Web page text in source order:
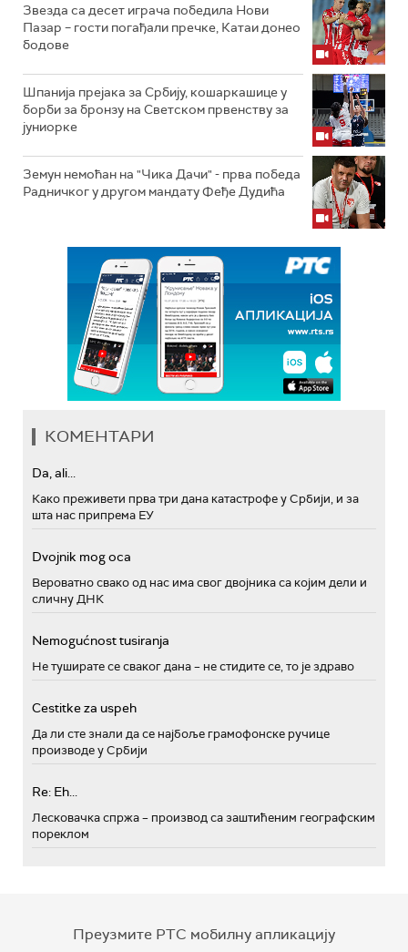
Звезда са десет играча победила Нови
Пазар – гости погађали пречке, Катаи донео
бодове
Шпанија прејакa за Србију, кошаркашице у
борби за бронзу на Светском првенству за
јуниорке
Земун немоћан на "Чика Дачи" - прва победа
Радничког у другом мандату Феђе Дудића
КОМЕНТАРИ
Da, ali...
Како преживети прва три дана катастрофе у Србији, и за
шта нас припрема ЕУ
Dvojnik mog oca
Вероватно свако од нас има свог двојника са којим дели и
сличну ДНК
Nemogućnost tusiranja
Не туширате се сваког дана – не стидите се, то је здраво
Cestitke za uspeh
Да ли сте знали да се најбоље грамофонске ручице
производе у Србији
Re: Eh...
Лесковачка спржа – производ са заштићеним географским
пореклом
Преузмите РТС мобилну апликацију